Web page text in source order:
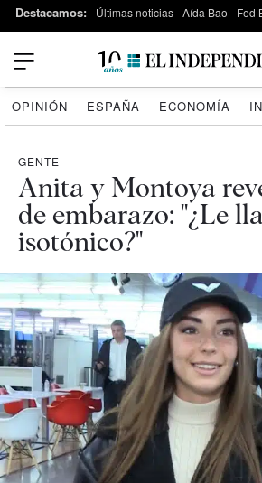
Destacamos: Últimas noticias Aída Bao Fed
OPINIÓN ESPAÑA ECONOMÍA
GENTE
Anita y Montoya
de embarazo: "¿Le
isotónico?"